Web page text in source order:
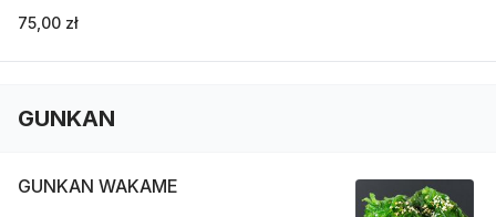
75,00 zł
GUNKAN
GUNKAN WAKAME